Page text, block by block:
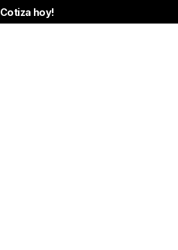
Cotiza hoy!